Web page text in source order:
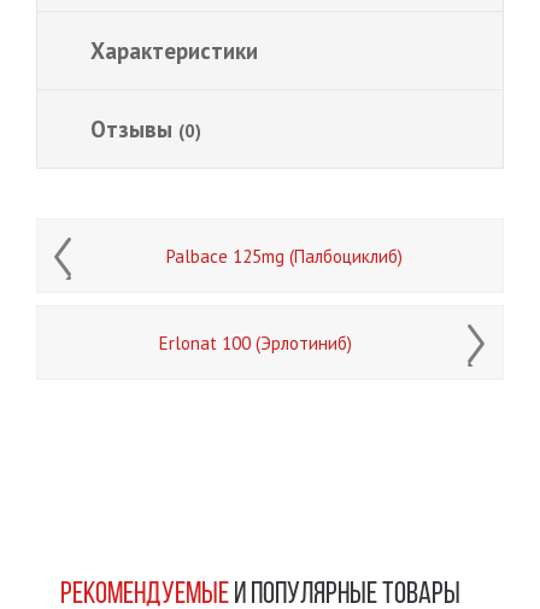
Характеристики
Отзывы (0)
Palbace 125mg (Палбоциклиб)
Erlonat 100 (Эрлотиниб)
РЕКОМЕНДУЕМЫЕ И ПОПУЛЯРНЫЕ ТОВАРЫ